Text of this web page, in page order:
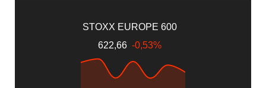
STOXX EUROPE 600
622,66 -0,53%